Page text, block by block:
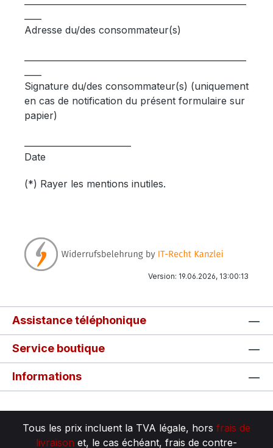
Adresse du/des consommateur(s)
Signature du/des consommateur(s) (uniquement
en cas de notification du présent formulaire sur
papier)
Date
(*) Rayer les mentions inutiles.
Version: 19.06.2026, 13:00:13
Assistance téléphonique
Service boutique
Informations
Tous les prix incluent la TVA légale, hors frais de
livraison et, le cas échéant, frais de contre-